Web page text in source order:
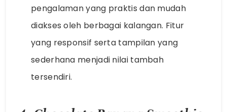
pengalaman yang praktis dan mudah
diakses oleh berbagai kalangan. Fitur
yang responsif serta tampilan yang
sederhana menjadi nilai tambah
tersendiri.